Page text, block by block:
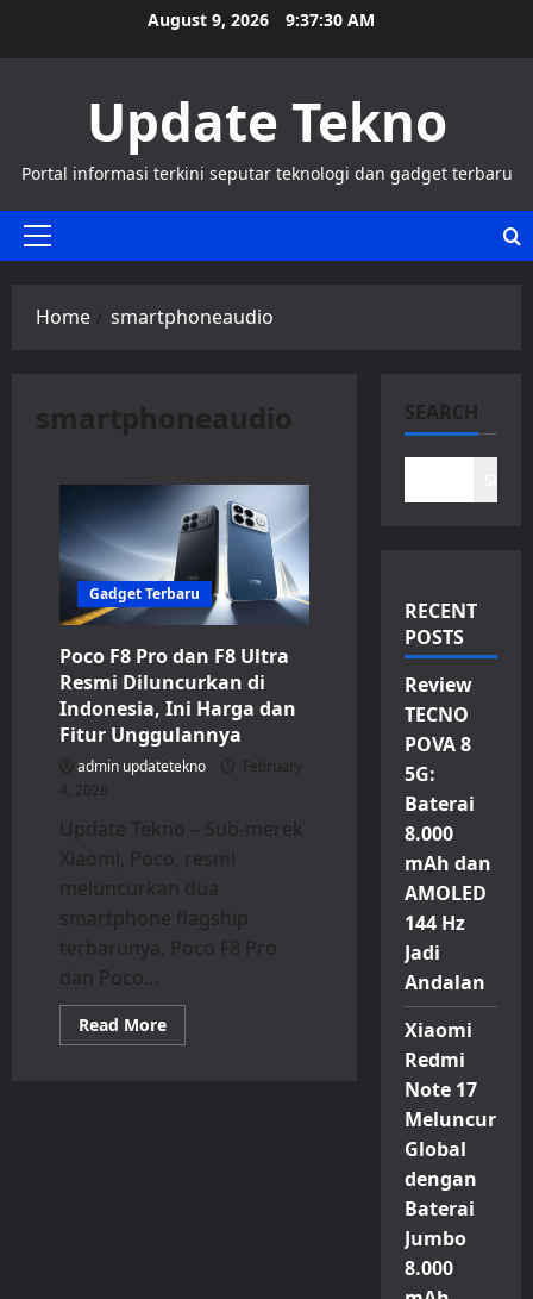
August 9, 2026 9:37:31 AM
Update Tekno
Portal informasi terkini seputar teknologi dan gadget terbaru
Primary
Home smartphoneaudio
smartphoneaudio
Gadget Terbaru
Poco F8 Pro dan F8 Ultra
Resmi Diluncurkan di
Indonesia, Ini Harga dan
Fitur Unggulannya
admin updatetekno
February
4, 2026
Update Tekno – Sub-merek
Xiaomi, Poco, resmi
meluncurkan dua
smartphone flagship
terbarunya, Poco F8 Pro
dan Poco...
Read MoreRead
more
SEARCH
RECENT
POSTS
Review
TECNO
POVA 8
5G:
Baterai
8.000
mAh dan
AMOLED
144 Hz
Jadi
Andalan
Xiaomi
Redmi
Note 17
Meluncur
Global
dengan
Baterai
Jumbo
8.000